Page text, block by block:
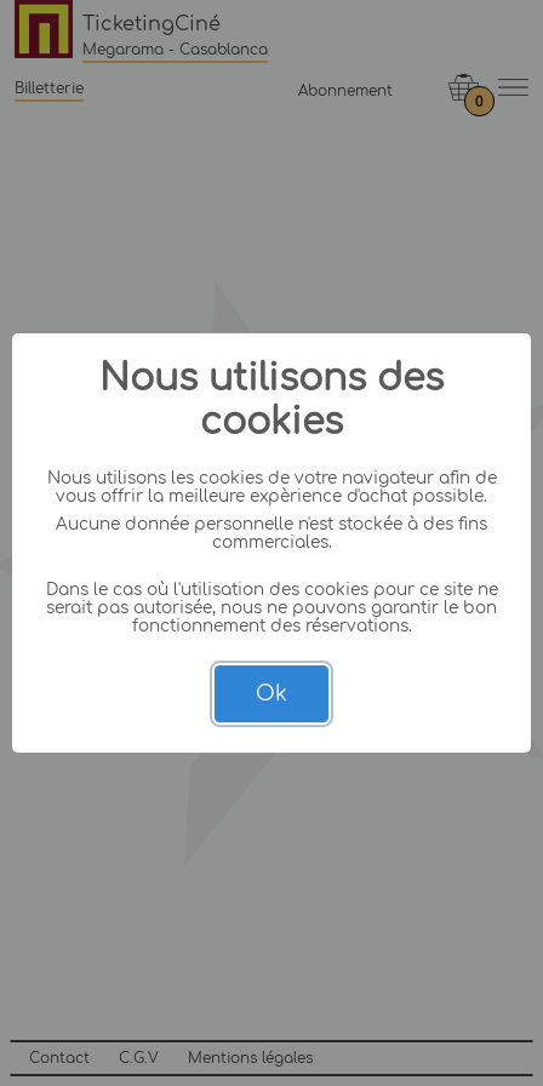
TicketingCiné
Megarama - Casablanca
Billetterie Abonnement
0
Contact C.G.V Mentions légales
Nous utilisons des
cookies
Nous utilisons les cookies de votre navigateur afin de
vous offrir la meilleure expèrience d'achat possible.
Aucune donnée personnelle n'est stockée à des fins
commerciales.
Dans le cas où l'utilisation des cookies pour ce site ne
serait pas autorisée, nous ne pouvons garantir le bon
fonctionnement des réservations.
Ok